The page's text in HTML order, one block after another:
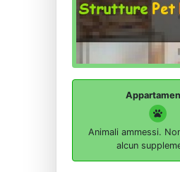
Animali ammessi.
alcun